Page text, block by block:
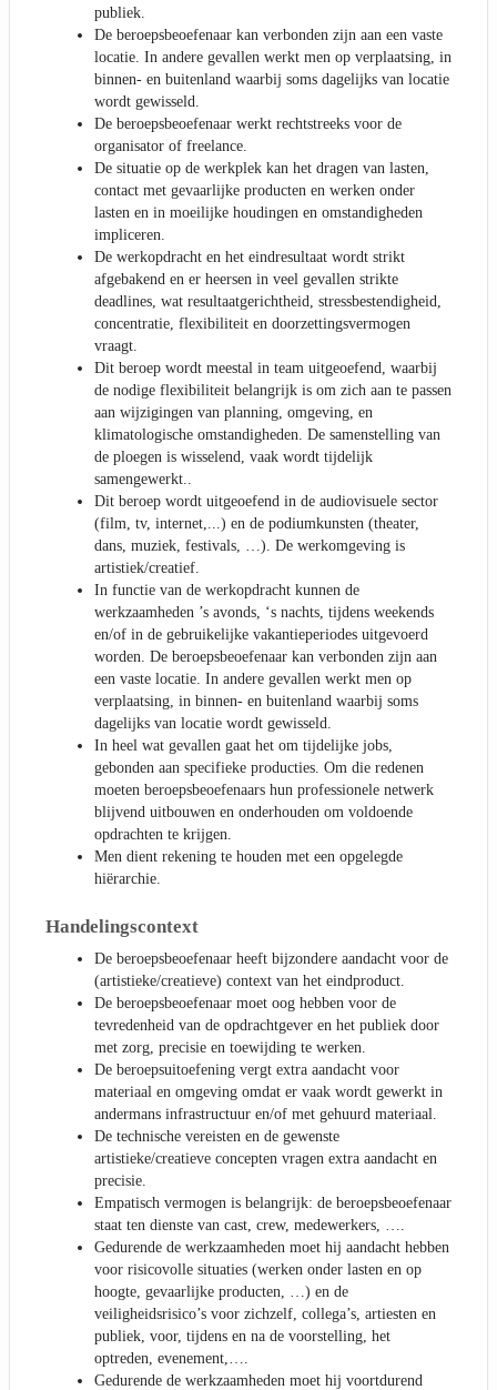
publiek.
De beroepsbeoefenaar kan verbonden zijn aan een vaste
locatie. In andere gevallen werkt men op verplaatsing, in
binnen- en buitenland waarbij soms dagelijks van locatie
wordt gewisseld.
De beroepsbeoefenaar werkt rechtstreeks voor de
organisator of freelance.
De situatie op de werkplek kan het dragen van lasten,
contact met gevaarlijke producten en werken onder
lasten en in moeilijke houdingen en omstandigheden
impliceren.
De werkopdracht en het eindresultaat wordt strikt
afgebakend en er heersen in veel gevallen strikte
deadlines, wat resultaatgerichtheid, stressbestendigheid,
concentratie, flexibiliteit en doorzettingsvermogen
vraagt.
Dit beroep wordt meestal in team uitgeoefend, waarbij
de nodige flexibiliteit belangrijk is om zich aan te passen
aan wijzigingen van planning, omgeving, en
klimatologische omstandigheden. De samenstelling van
de ploegen is wisselend, vaak wordt tijdelijk
samengewerkt..
Dit beroep wordt uitgeoefend in de audiovisuele sector
(film, tv, internet,...) en de podiumkunsten (theater,
dans, muziek, festivals, …). De werkomgeving is
artistiek/creatief.
In functie van de werkopdracht kunnen de
werkzaamheden ’s avonds, ‘s nachts, tijdens weekends
en/of in de gebruikelijke vakantieperiodes uitgevoerd
worden. De beroepsbeoefenaar kan verbonden zijn aan
een vaste locatie. In andere gevallen werkt men op
verplaatsing, in binnen- en buitenland waarbij soms
dagelijks van locatie wordt gewisseld.
In heel wat gevallen gaat het om tijdelijke jobs,
gebonden aan specifieke producties. Om die redenen
moeten beroepsbeoefenaars hun professionele netwerk
blijvend uitbouwen en onderhouden om voldoende
opdrachten te krijgen.
Men dient rekening te houden met een opgelegde
hiërarchie.
Handelingscontext
De beroepsbeoefenaar heeft bijzondere aandacht voor de
(artistieke/creatieve) context van het eindproduct.
De beroepsbeoefenaar moet oog hebben voor de
tevredenheid van de opdrachtgever en het publiek door
met zorg, precisie en toewijding te werken.
De beroepsuitoefening vergt extra aandacht voor
materiaal en omgeving omdat er vaak wordt gewerkt in
andermans infrastructuur en/of met gehuurd materiaal.
De technische vereisten en de gewenste
artistieke/creatieve concepten vragen extra aandacht en
precisie.
Empatisch vermogen is belangrijk: de beroepsbeoefenaar
staat ten dienste van cast, crew, medewerkers, ….
Gedurende de werkzaamheden moet hij aandacht hebben
voor risicovolle situaties (werken onder lasten en op
hoogte, gevaarlijke producten, …) en de
veiligheidsrisico’s voor zichzelf, collega’s, artiesten en
publiek, voor, tijdens en na de voorstelling, het
optreden, evenement,….
Gedurende de werkzaamheden moet hij voortdurend